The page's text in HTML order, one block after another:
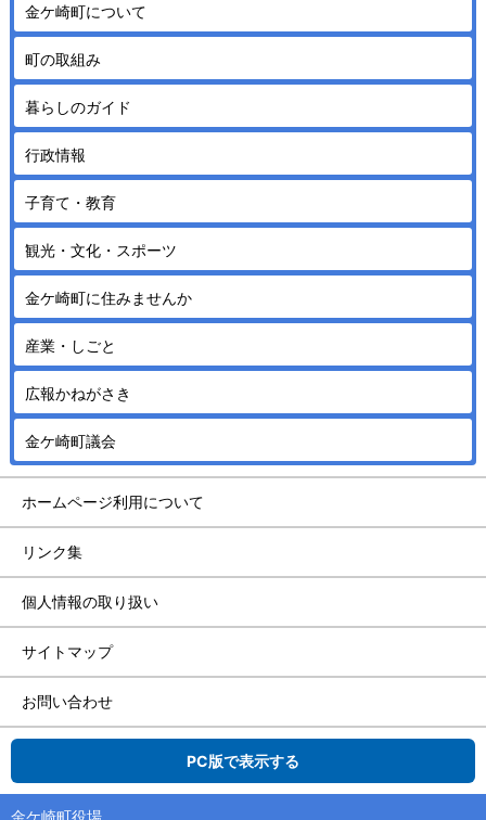
金ケ崎町について
町の取組み
暮らしのガイド
行政情報
子育て・教育
観光・文化・スポーツ
金ケ崎町に住みませんか
産業・しごと
広報かねがさき
金ケ崎町議会
ホームページ利用について
リンク集
個人情報の取り扱い
サイトマップ
お問い合わせ
PC版で表示する
金ケ崎町役場